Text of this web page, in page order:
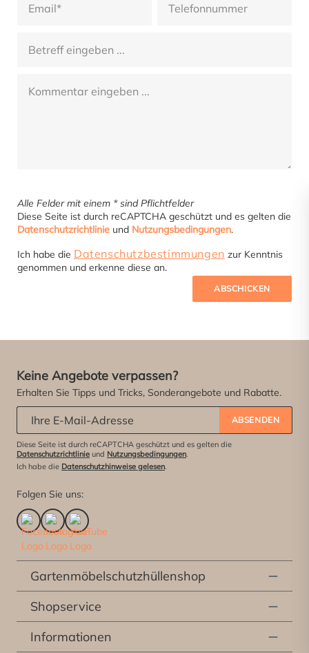
Alle Felder mit einem * sind Pflichtfelder
Diese Seite ist durch reCAPTCHA geschützt und es gelten die
Datenschutzrichtlinie und Nutzungsbedingungen.
Datenschutz *
Ich habe die Datenschutzbestimmungen zur Kenntnis
genommen und erkenne diese an.
ABSCHICKEN
Keine Angebote verpassen?
Erhalten Sie Tipps und Tricks, Sonderangebote und Rabatte.
ABSENDEN
Diese Seite ist durch reCAPTCHA geschützt und es gelten die
Datenschutzrichtlinie und Nutzungsbedingungen.
Ich habe die Datenschutzhinweise gelesen.
Folgen Sie uns:
Gartenmöbelschutzhüllenshop
Shopservice
Informationen